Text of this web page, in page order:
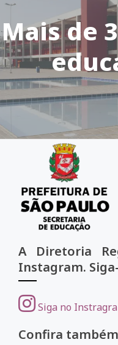
Mais de
A Diretoria
Instagram.
Siga no
Confira